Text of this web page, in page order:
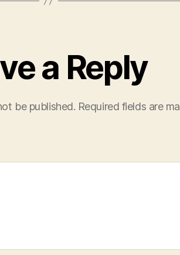
a Reply
be published. Required fields are